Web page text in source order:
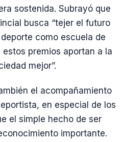
sostenida. Subrayó que
busca “tejer el futuro
como escuela de
premios aportan a la
mejor”.
el acompañamiento
en especial de los
el simple hecho de ser
importante.